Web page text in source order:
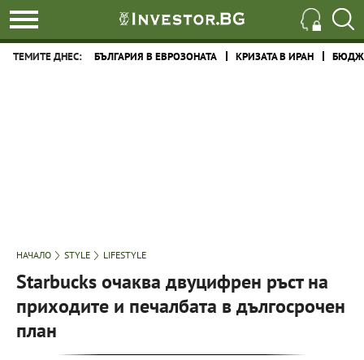
ТЕМИТЕ ДНЕС: БЪЛГАРИЯ В ЕВРОЗОНАТА КРИЗАТА В ИРАН
НАЧАЛО STYLE LIFESTYLE
Starbucks очаква двуцифрен ръст на
приходите и печалбата в дългосрочен
план